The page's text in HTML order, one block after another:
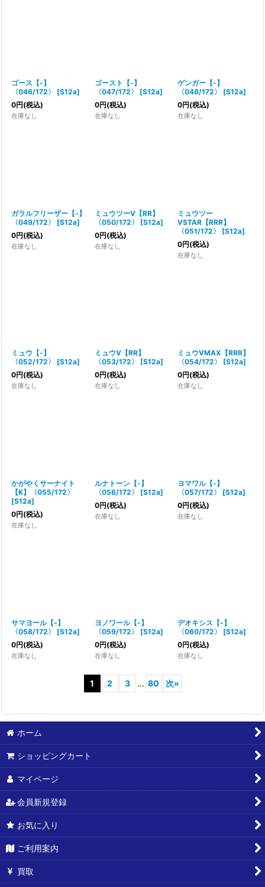
ゴース【-】
〈046/172〉
[S12a]
0円(税込)
在庫なし
ゴースト【-】
〈047/172〉
[S12a]
0円(税込)
在庫なし
ゲンガー【-】
〈048/172〉
[S12a]
0円(税込)
在庫なし
ガラルフリーザー【-】
〈049/172〉
[S12a]
0円(税込)
在庫なし
ミュウツーV【RR】
〈050/172〉
[S12a]
0円(税込)
在庫なし
ミュウツー
VSTAR【RRR】
〈051/172〉
[S12a]
0円(税込)
在庫なし
ミュウ【-】
〈052/172〉
[S12a]
0円(税込)
在庫なし
ミュウV【RR】
〈053/172〉
[S12a]
0円(税込)
在庫なし
ミュウVMAX【RRR】
〈054/172〉
[S12a]
0円(税込)
在庫なし
かがやくサーナイト
【K】〈055/172〉
[S12a]
0円(税込)
在庫なし
ルナトーン【-】
〈056/172〉
[S12a]
0円(税込)
在庫なし
ヨマワル【-】
〈057/172〉
[S12a]
0円(税込)
在庫なし
サマヨール【-】
〈058/172〉
[S12a]
0円(税込)
在庫なし
ヨノワール【-】
〈059/172〉
[S12a]
0円(税込)
在庫なし
デオキシス【-】
〈060/172〉
[S12a]
0円(税込)
在庫なし
1 2 3 ... 80 次»
ホーム
ショッピングカート
マイページ
会員新規登録
お気に入り
ご利用案内
買取